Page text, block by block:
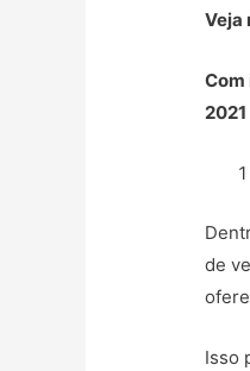
Veja
Com
de
Isso